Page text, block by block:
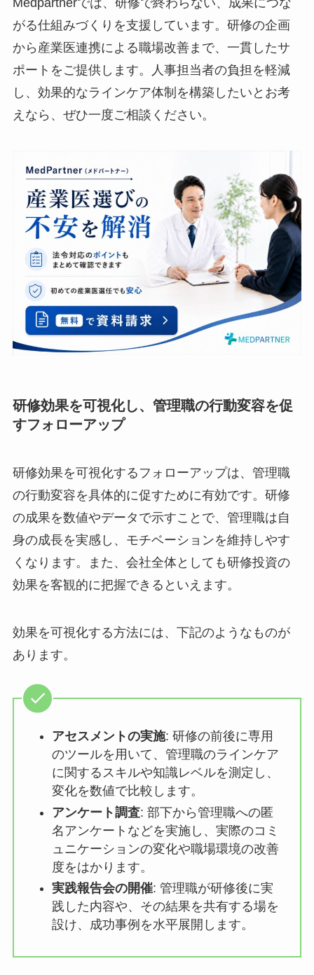
Medpartnerでは、研修で終わらない、成果につ
ながる仕組みづくりを支援しています。研修の企
画から産業医連携による職場改善まで、一貫した
サポートをご提供します。人事担当者の負担を軽
減し、効果的なラインケア体制を構築したいとお
研修効果を可視化し、管理職の行動変容を
促すフォローアップ
研修効果を可視化するフォローアップは、管理職
の行動変容を具体的に促すために有効です。研修
の成果を数値やデータで示すことで、管理職は自
身の成長を実感し、モチベーションを維持しやす
くなります。また、会社全体としても研修投資の
効果を客観的に把握できるといえます。
効果を可視化する方法には、下記のようなものが
あります。
アセスメントの実施
: 研修の前後に専
用のツールを用いて、管理職のライン
ケアに関するスキルや知識レベルを測
定し、変化を数値で比較します。
アンケート調査
: 部下から管理職への
匿名アンケートなどを実施し、実際の
コミュニケーションの変化や職場環境
の改善度をはかります。
実践報告会の開催 : 管理職が研修後に
実践した内容や、その結果を共有する
場を設け、成功事例を水平展開しま
す。